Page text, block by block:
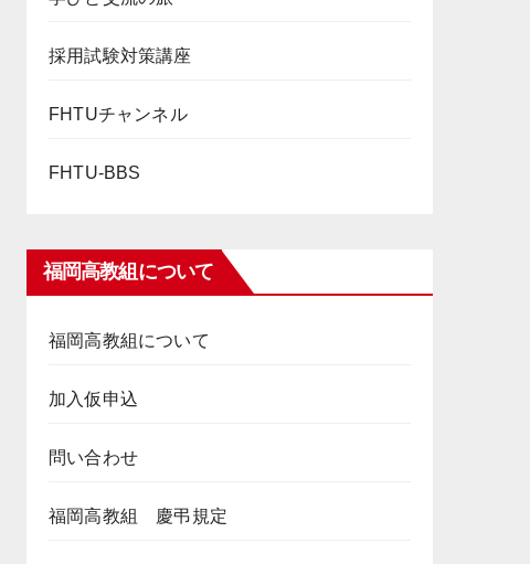
採用試験対策講座
FHTUチャンネル
FHTU-BBS
福岡高教組について
福岡高教組について
加入仮申込
問い合わせ
福岡高教組 慶弔規定